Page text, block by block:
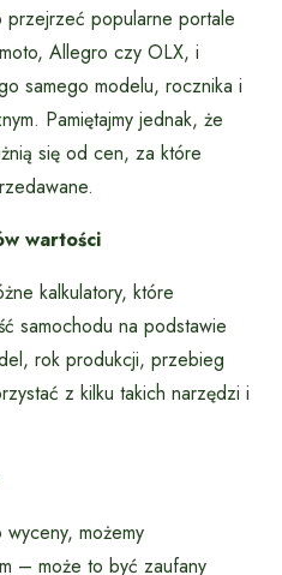
popularne portale
Allegro czy OLX, i
samego modelu, rocznika i
Pamiętajmy jednak, że
się od cen, za które
wartości
kalkulatory, które
samochodu na podstawie
rok produkcji, przebieg
z kilku takich narzędzi i
wyceny, możemy
– może to być zaufany